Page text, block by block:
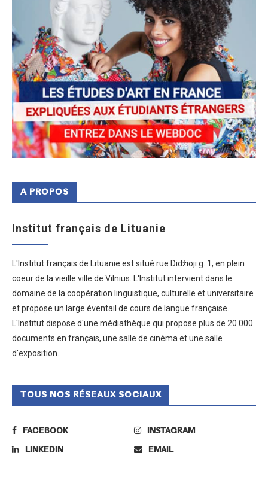
A PROPOS
Institut français de Lituanie
L'Institut français de Lituanie est situé rue Didžioji g. 1, en plein
coeur de la vieille ville de Vilnius. L'Institut intervient dans le
domaine de la coopération linguistique, culturelle et universitaire
et propose un large éventail de cours de langue française.
L'Institut dispose d'une médiathèque qui propose plus de 20 000
documents en français, une salle de cinéma et une salle
d'exposition.
TOUS NOS RÉSEAUX SOCIAUX
FACEBOOK INSTAGRAM
LINKEDIN EMAIL